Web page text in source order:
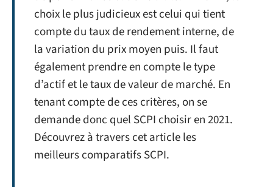
choix le plus judicieux est celui qui tient
compte du taux de rendement interne, de
la variation du prix moyen puis. Il faut
également prendre en compte le type
d’actif et le taux de valeur de marché. En
tenant compte de ces critères, on se
demande donc quel SCPI choisir en 2021.
Découvrez à travers cet article les
meilleurs comparatifs SCPI.